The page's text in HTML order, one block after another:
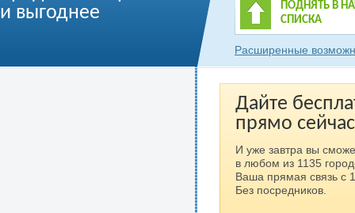
и выгоднее
ПОДНЯТЬ В
СПИСКА
Расширенные
Дайте
прямо
И уже завтра вы
в любом из 1135
Ваша прямая связь с
Без посредников.